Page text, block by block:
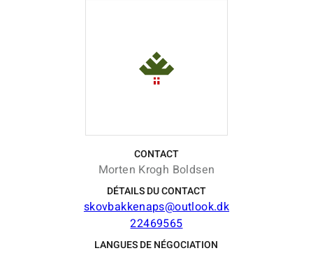
CONTACT
Morten Krogh Boldsen
DÉTAILS DU CONTACT
skovbakkenaps@outlook.dk
22469565
LANGUES DE NÉGOCIATION